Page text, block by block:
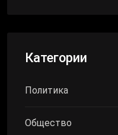
Категории
Политика
Общество